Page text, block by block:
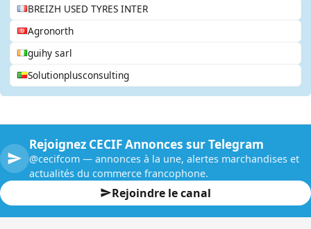
BREIZH USED TYRES INTER
Agronorth
guihy sarl
Solutionplusconsulting
Rejoignez CECIF Annonces sur Telegram
@cecifcom — annonces à la une, alertes marchandises et
actualités du commerce francophone.
Rejoindre le canal